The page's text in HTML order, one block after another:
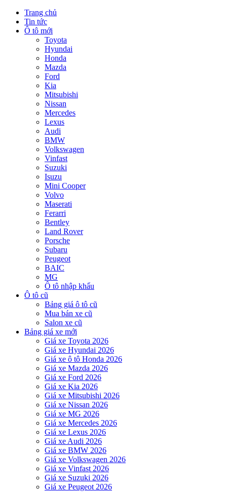
Trang chủ
Tin tức
Ô tô mới
Toyota
Hyundai
Honda
Mazda
Ford
Kia
Mitsubishi
Nissan
Mercedes
Lexus
Audi
BMW
Volkswagen
Vinfast
Suzuki
Isuzu
Mini Cooper
Volvo
Maserati
Ferarri
Bentley
Land Rover
Porsche
Subaru
Peugeot
BAIC
MG
Ô tô nhập khẩu
Ô tô cũ
Bảng giá ô tô cũ
Mua bán xe cũ
Salon xe cũ
Bảng giá xe mới
Giá xe Toyota 2026
Giá xe Hyundai 2026
Giá xe ô tô Honda 2026
Giá xe Mazda 2026
Giá xe Ford 2026
Giá xe Kia 2026
Giá xe Mitsubishi 2026
Giá xe Nissan 2026
Giá xe MG 2026
Giá xe Mercedes 2026
Giá xe Lexus 2026
Giá xe Audi 2026
Giá xe BMW 2026
Giá xe Volkswagen 2026
Giá xe Vinfast 2026
Giá xe Suzuki 2026
Giá xe Peugeot 2026